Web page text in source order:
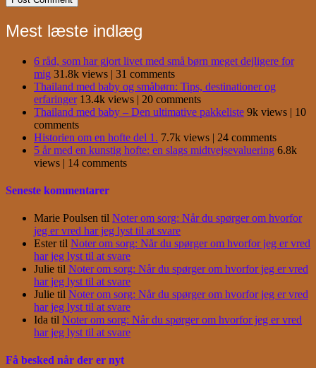
Mest læste indlæg
6 råd, som har gjort livet med små børn meget dejligere for
mig 31.8k views | 31 comments
Thailand med baby og småbørn: Tips, destinationer og
erfaringer 13.4k views | 20 comments
Thailand med baby – Den ultimative pakkeliste 9k views | 10
comments
Historien om en hofte del 1. 7.7k views | 24 comments
5 år med en kunstig hofte: en slags midtvejsevaluering 6.8k
views | 14 comments
Seneste kommentarer
Marie Poulsen til Noter om sorg: Når du spørger om hvorfor
jeg er vred har jeg lyst til at svare
Estertil Noter om sorg: Når du spørger om hvorfor jeg er vred
har jeg lyst til at svare
Julie til Noter om sorg: Når du spørger om hvorfor jeg er vred
har jeg lyst til at svare
Julie til Noter om sorg: Når du spørger om hvorfor jeg er vred
har jeg lyst til at svare
Ida til Noter om sorg: Når du spørger om hvorfor jeg er vred
har jeg lyst til at svare
Få besked når der er nyt